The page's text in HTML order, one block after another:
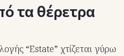
τα θέρετρα
“Estate” χτίζεται γύρω